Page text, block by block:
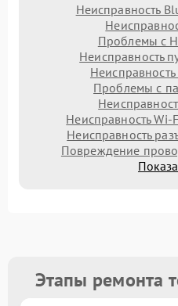
Неисправность
Проблемы с
Неисправность
Проблемы с
Неисправность
Неисправность
Повреждение
Этапы ремонта